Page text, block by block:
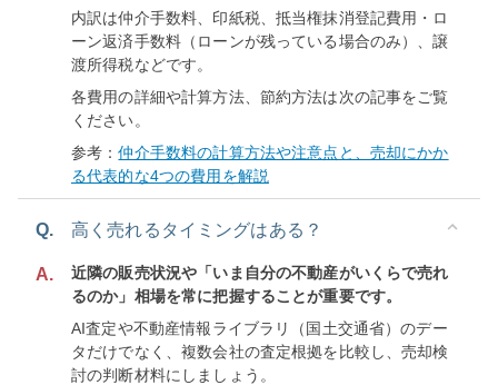
内訳は仲介手数料、印紙税、抵当権抹消登記費用・ロ
ーン返済手数料（ローンが残っている場合のみ）、譲
渡所得税などです。
各費用の詳細や計算方法、節約方法は次の記事をご覧
ください。
参考：仲介手数料の計算方法や注意点と、売却にかか
る代表的な4つの費用を解説
Q. 高く売れるタイミングはある？
A.
近隣の販売状況や「いま自分の不動産がいくらで売れ
るのか」相場を常に把握することが重要です。
AI査定や不動産情報ライブラリ（国土交通省）のデー
タだけでなく、複数会社の査定根拠を比較し、売却検
討の判断材料にしましょう。